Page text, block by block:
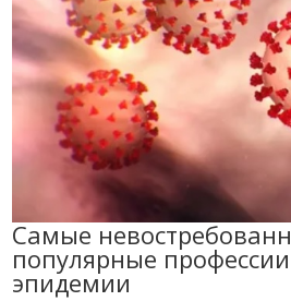
Самые
популярные
эпидемии